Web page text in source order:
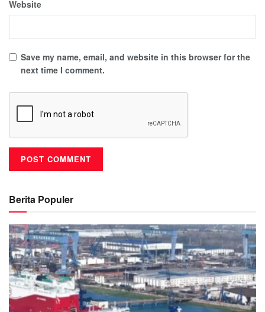
Website
Save my name, email, and website in this browser for the
next time I comment.
Berita Populer